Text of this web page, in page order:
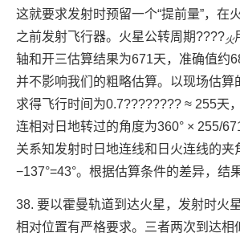
这就要求发射时预留一个“提前量”，在
之前发射飞行器。火星公转周期????火
轴和开三估算结果为671天，准确值约
并不影响我们的粗略估算。以现场估算
求得飞行时间为0.7???????? ≈ 255天
连相对日地转过的角度为360° × 255/
关系知发射时日地连线和日火连线的夹
−137°=43°。根据估算条件的差异，结
38. 要以霍曼轨道到达火星，发射时火
相对位置有严格要求。三者两次到达相